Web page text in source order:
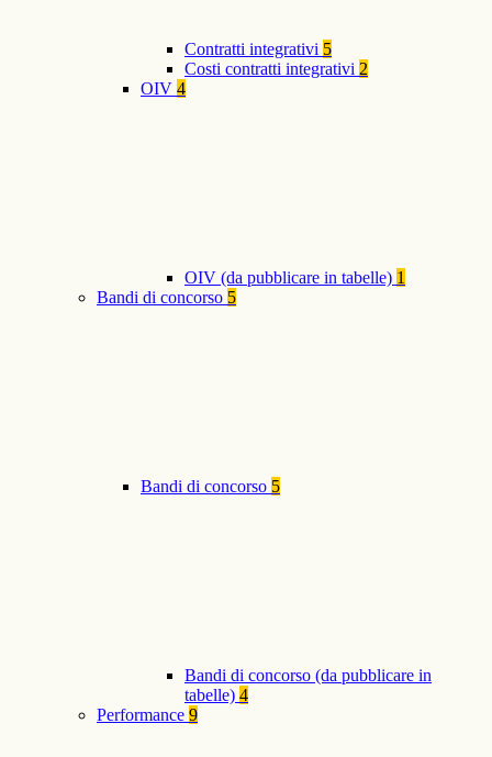
Contratti integrativi 5
Costi contratti integrativi 2
OIV 4
OIV (da pubblicare in tabelle) 1
Bandi di concorso 5
Bandi di concorso 5
Bandi di concorso (da pubblicare in
tabelle) 4
Performance 9